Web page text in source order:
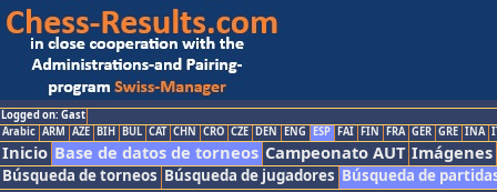
Logged on: Gast
Arabic ARM AZE BIH BUL CAT CHN CRO CZE DEN ENG ESP FAI FIN FRA GER GRE INA
Inicio Base de datos de torneos Campeonato AUT Imágenes
Búsqueda de torneos Búsqueda de jugadores Búsqueda de